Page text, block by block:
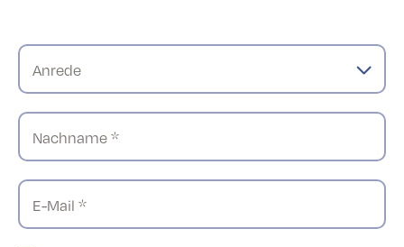
Anrede
Nachname *
E-Mail *